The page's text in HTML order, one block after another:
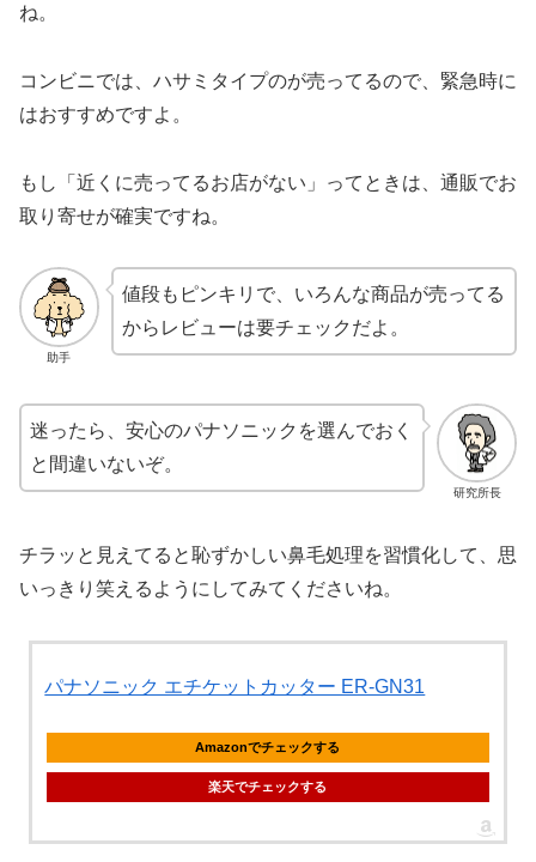
ね。
コンビニでは、ハサミタイプのが売ってるので、緊急時に
はおすすめですよ。
もし「近くに売ってるお店がない」ってときは、通販でお
取り寄せが確実ですね。
助手
値段もピンキリで、いろんな商品が売ってる
からレビューは要チェックだよ。
研究所長
迷ったら、安心のパナソニックを選んでおく
と間違いないぞ。
チラッと見えてると恥ずかしい鼻毛処理を習慣化して、思
いっきり笑えるようにしてみてくださいね。
パナソニック エチケットカッター ER-GN31
Amazonでチェックする
楽天でチェックする